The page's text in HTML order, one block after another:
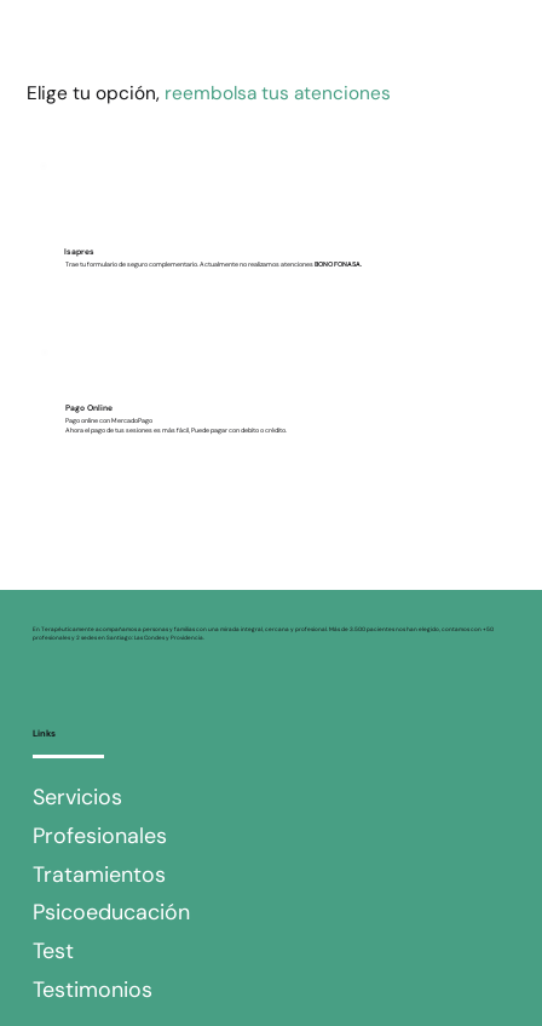
Elige tu opción, reembolsa tus atenciones
Isapres
Trae tu formulario de seguro complementario. Actualmente no realizamos atencionesBONO FONASA.
Pago Online
Pago online con MercadoPago
Ahora el pago de tus sesiones es más fácil, Puede pagar con debito o crédito.
En Terapéuticamente acompañamos a personas y familias con una mirada integral, cercana y profesional. Más de 3.500 pacientes nos han elegido, contamos con +50
profesionales y 2 sedes en Santiago: Las Condes y Providencia.
Links
Servicios
Profesionales
Tratamientos
Psicoeducación
Test
Testimonios